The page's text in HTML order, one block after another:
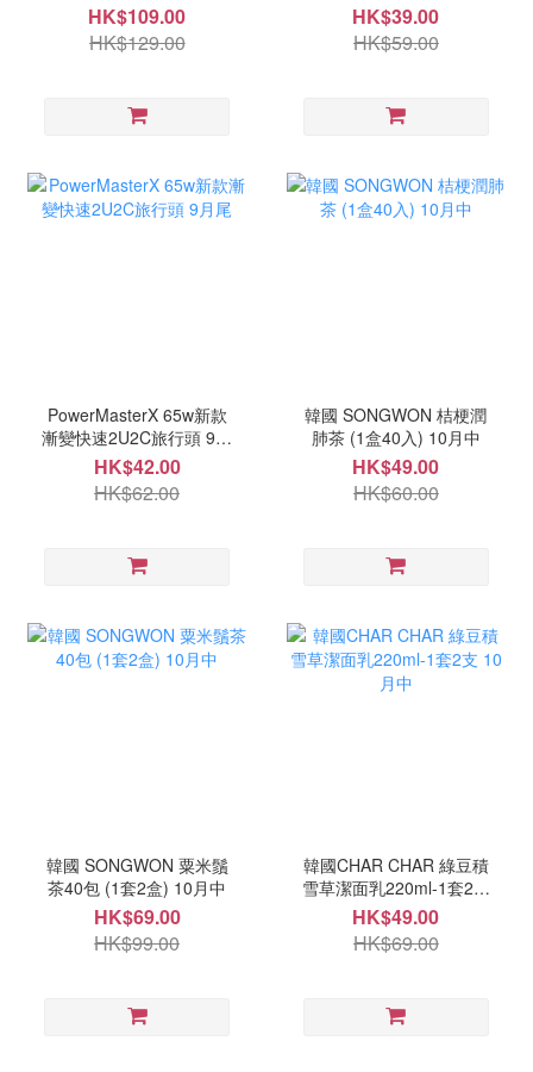
HK$109.00
HK$129.00
HK$39.00
HK$59.00
PowerMasterX 65w新款
漸變快速2U2C旅行頭 9月
尾
HK$42.00
HK$62.00
韓國 SONGWON 桔梗潤
肺茶 (1盒40入) 10月中
HK$49.00
HK$60.00
韓國 SONGWON 粟米鬚
茶40包 (1套2盒) 10月中
HK$69.00
HK$99.00
韓國CHAR CHAR 綠豆積
雪草潔面乳220ml-1套2支
10月中
HK$49.00
HK$69.00